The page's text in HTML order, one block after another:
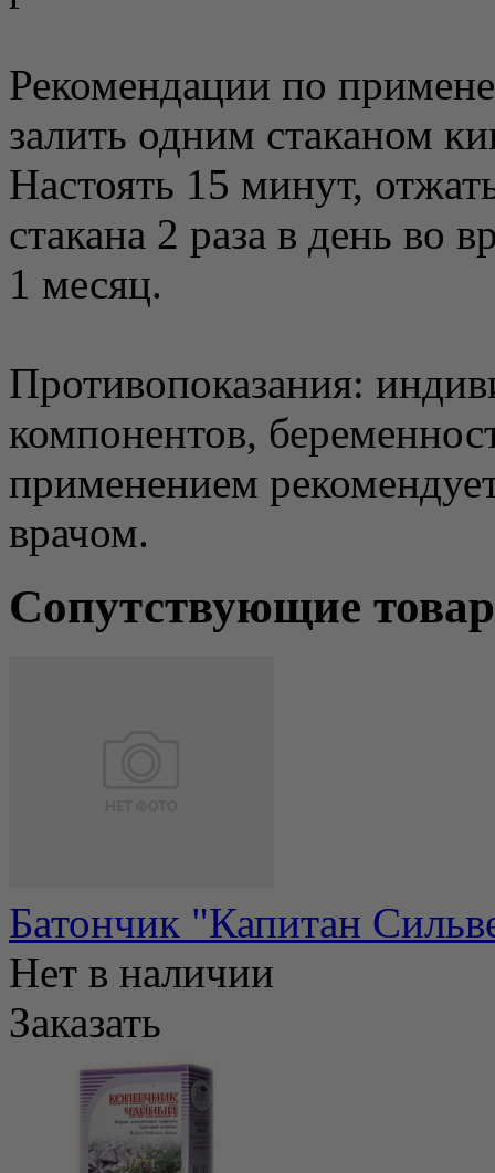
Рекомендации по
залить одним стаканом
Настоять 15 минут,
стакана 2 раза в день во
1 месяц.
Противопоказания:
компонентов,
применением
врачом.
Сопутствующие
Батончик "Капитан
Нет в наличии
Заказать